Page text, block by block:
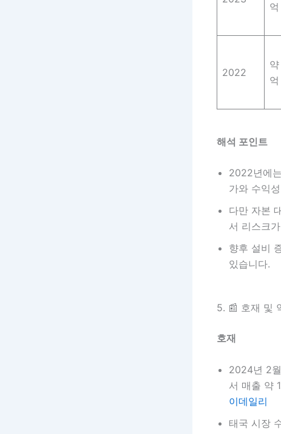
억
2022
억
해석 포인트
2022년에
가와 수익
다만 자본
서 리스크
향후 설비
있습니다.
5. 📰 호재 및
호재
2024년 2
서 매출 약
이데일리
태국 시장